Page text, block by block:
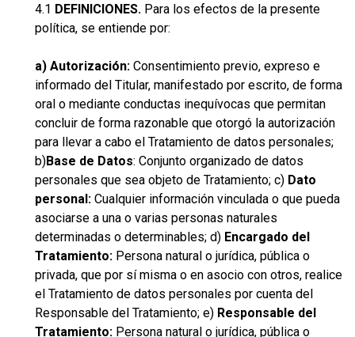
4.1 DEFINICIONES. Para los efectos de la presente
política, se entiende por:
a) Autorización: Consentimiento previo, expreso e
informado del Titular, manifestado por escrito, de forma
oral o mediante conductas inequívocas que permitan
concluir de forma razonable que otorgó la autorización
para llevar a cabo el Tratamiento de datos personales;
b)Base de Datos: Conjunto organizado de datos
personales que sea objeto de Tratamiento; c) Dato
personal: Cualquier información vinculada o que pueda
asociarse a una o varias personas naturales
determinadas o determinables; d) Encargado del
Tratamiento: Persona natural o jurídica, pública o
privada, que por sí misma o en asocio con otros, realice
el Tratamiento de datos personales por cuenta del
Responsable del Tratamiento; e) Responsable del
Tratamiento: Persona natural o jurídica, pública o